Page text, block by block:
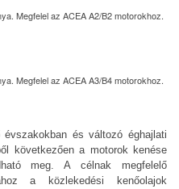
Megfelel az ACEA A2/B2 motorokhoz.
Megfelel az ACEA A3/B4 motorokhoz.
és változó éghajlati
következően a motorok kenése
meg. A célnak megfelelő
a közlekedési kenőolajok